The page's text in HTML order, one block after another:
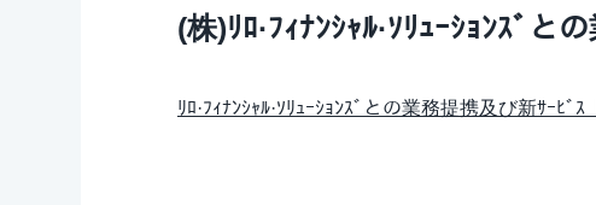
(株)ﾘﾛ·ﾌｨﾅﾝｼｬﾙ·ｿﾘｭｰｼｮﾝｽﾞ
ﾘﾛ·ﾌｨﾅﾝｼｬﾙ·ｿﾘｭｰｼｮﾝｽﾞとの業務提携及び新ｻｰﾋﾞ